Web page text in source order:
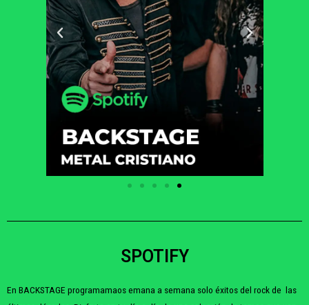
SPOTIFY
En BACKSTAGE programamaos emana a semana solo éxitos del rock de las